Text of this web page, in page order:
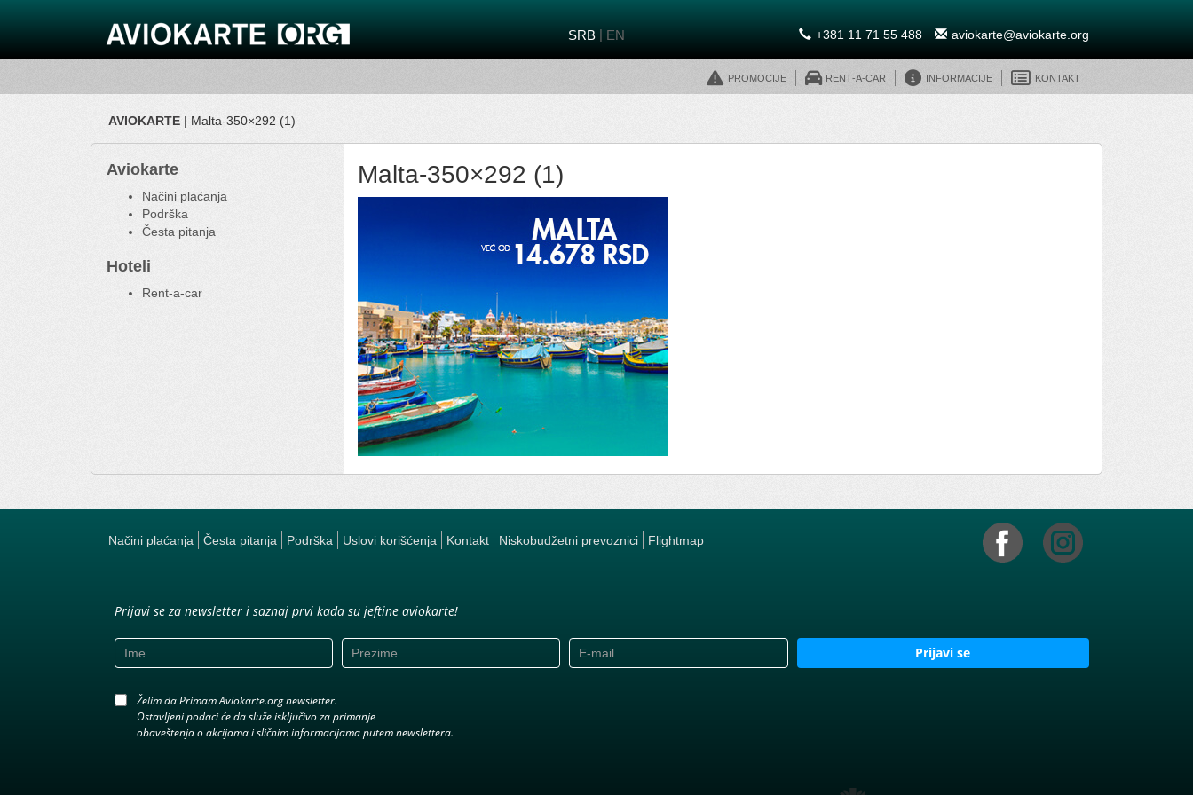
SRB | EN aviokarte@aviokarte.org
+381 11 71 55 488
Promocije Rent-A-Car Informacije Kontakt
AVIOKARTE | Malta-350×292 (1)
Aviokarte
Načini plaćanja
Podrška
Česta pitanja
Hoteli
Rent-a-car
Malta-350×292 (1)
Načini plaćanja Česta pitanja Podrška Uslovi korišćenja Kontakt Niskobudžetni prevoznici Flightmap
Prijavi se za newsletter i saznaj prvi kada su jeftine aviokarte!
Prijavi se
Želim da Primam Aviokarte.org newsletter.
Ostavljeni podaci će da služe isključivo za primanje
obaveštenja o akcijama i sličnim informacijama putem newslettera.